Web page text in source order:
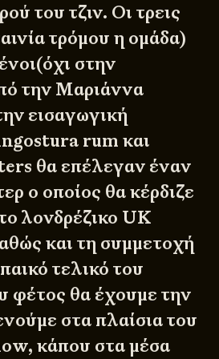
του τζιν. Οι τρεις
τρόμου η ομάδα)
στην
την Μαριάννα
εισαγωγική
rum και
θα επέλεγαν έναν
ο οποίος θα κέρδιζε
λονδρέζικο UK
και τη συμμετοχή
τελικό του
φέτος θα έχουμε την
στα πλαίσια του
κάπου στα μέσα